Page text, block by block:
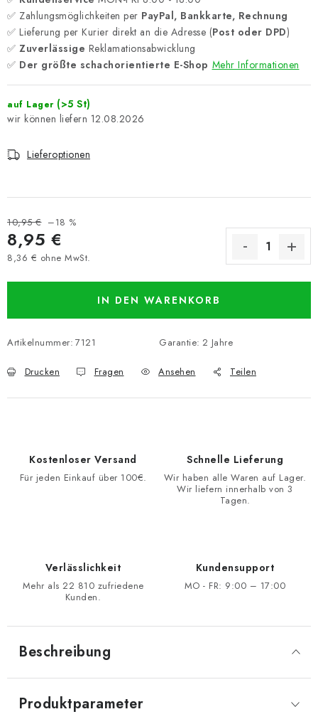
✅ Zahlungsmöglichkeiten per PayPal, Bankkarte, Rechnung
✅ Lieferung per Kurier direkt an die Adresse (Post oder DPD)
✅ Zuverlässige Reklamationsabwicklung
✅ Der größte schachorientierte E-Shop Mehr Informationen
auf Lager (>5 St)
12.08.2026
Lieferoptionen
10,95 € –18 %
8,95 €
8,36 € ohne MwSt.
IN DEN WARENKORB
Artikelnummer: 7121 Garantie: 2 Jahre
Drucken Fragen Ansehen Teilen
Kostenloser Versand
Für jeden Einkauf über 100€.
Schnelle Lieferung
Wir haben alle Waren auf Lager.
Wir liefern innerhalb von 3
Tagen.
Verlässlichkeit
Mehr als 22 810 zufriedene
Kunden.
Kundensupport
MO - FR: 9:00 – 17:00
Beschreibung
Produktparameter